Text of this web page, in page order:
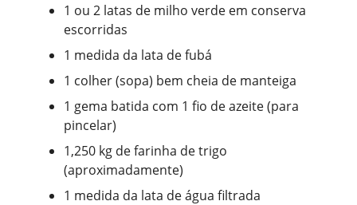
1 ou 2 latas de milho verde em conserva
escorridas
1 medida da lata de fubá
1 colher (sopa) bem cheia de manteiga
1 gema batida com 1 fio de azeite (para
pincelar)
1,250 kg de farinha de trigo
(aproximadamente)
1 medida da lata de água filtrada